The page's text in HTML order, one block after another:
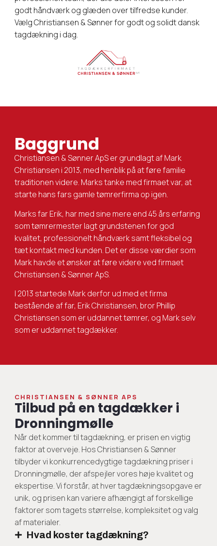
godt håndværk og glæden over tilfredse kunder.
Vælg Christiansen & Sønner for godt og solidt dansk
tagdækning i dag.
Baggrund
Christiansen & Sønner ApS er grundlagt af Mark
Christiansen i 2013, med henblik på at føre familie
traditionen videre. Marks tanke med firmaet var, at
starte hans fars gamle tømrerfirma op igen.
Marks far Erik, har med sine mere end 45 års erfaring
som tømrermester lagt grundstenen for god
kvalitet, professionelt håndværk samt fleksibel og
tæt kontakt med kunden. Det er disse værdier som
Mark havde et ønsker at føre videre ved firmaet
Christiansen & Sønner ApS.
I 2013 startede Mark derfor ud med et firma
bestående af far, Erik Christiansen, bror Phillip
Christiansen som er uddannet tømrer, og Mark selv
som er uddannet tagdækker.
CHRISTIANSEN & SØNNER APS
Tilbud på en tagdækker i
Dronningmølle
Når det kommer til tagdækning, er prisen en vigtig
faktor at overveje. Hos Christiansen & Sønner
tilbyder vi konkurrencedygtige tagdækning priser i
Dronningmølle, der afspejler vores høje kvalitet og
ekspertise. Vi forstår, at hver tagdækningsopgave er
unik, og prisen kan variere afhængigt af forskellige
faktorer som tagets størrelse, kompleksitet og valg
af materialer.
Hvad koster tagdækning?